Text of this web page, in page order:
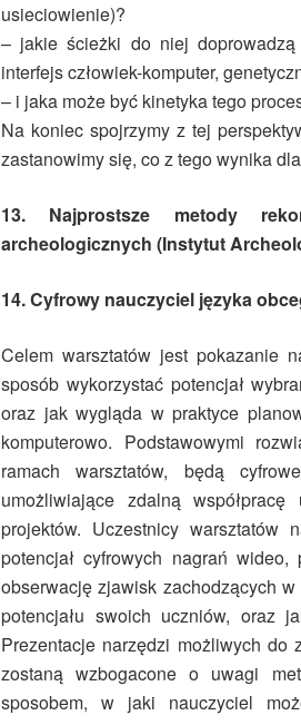
usieciowienie)?
– jakie ścieżki do niej doprowadzą
interfejs człowiek-komputer,
– i jaka może być kinetyka tego
Na koniec spojrzymy z tej
zastanowimy się, co z tego wynika
13. Najprostsze metody
archeologicznych (Instytut
14. Cyfrowy nauczyciel języka
Celem warsztatów jest pokazanie
sposób wykorzystać potencjał
oraz jak wygląda w praktyce
komputerowo. Podstawowymi
ramach warsztatów, będą
umożliwiające zdalną
projektów. Uczestnicy warsztatów
potencjał cyfrowych nagrań
obserwację zjawisk zachodzących
potencjału swoich uczniów, oraz
Prezentacje narzędzi możliwych do
zostaną wzbogacone o uwagi
sposobem, w jaki nauczyciel